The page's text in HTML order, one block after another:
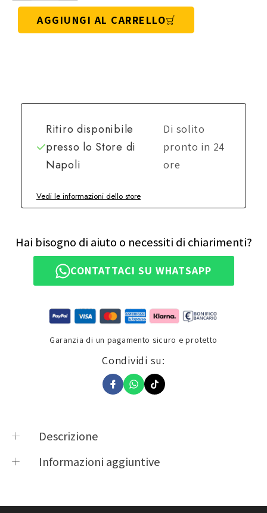
AGGIUNGI AL CARRELLO
Ritiro disponibile
presso lo Store di
Napoli
Di solito
pronto in 24
ore
Vedi le informazioni dello store
Hai bisogno di aiuto o necessiti di chiarimenti?
CONTATTACI SU WHATSAPP
Garanzia di un pagamento sicuro e protetto
Condividi su:
Descrizione
COPRIMANOPOLA TESSUTO ELASTICO MOTO E
SCOOTER NEROMISURA: LARGHEZZA 10 CM
Informazioni aggiuntive